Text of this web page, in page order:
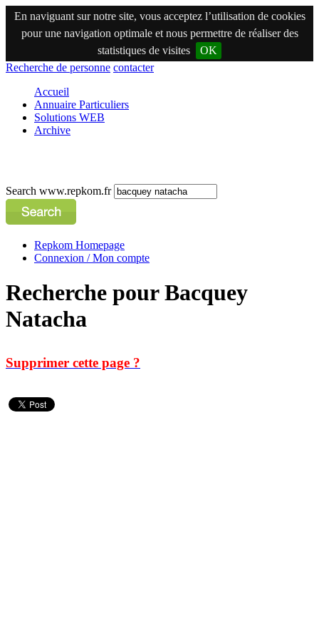
En naviguant sur notre site, vous acceptez l’utilisation de cookies
pour une navigation optimale et nous permettre de réaliser des
statistiques de visites
OK
Recherche de personne contacter
Accueil
Annuaire Particuliers
Solutions WEB
Archive
Search www.repkom.fr
Repkom Homepage
Connexion / Mon compte
Recherche pour Bacquey
Natacha
Supprimer cette page ?